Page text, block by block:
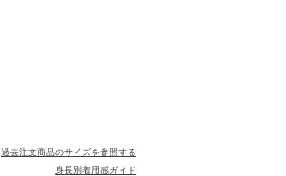
過去注文商品のサイズを参照する
身長別着用感ガイド